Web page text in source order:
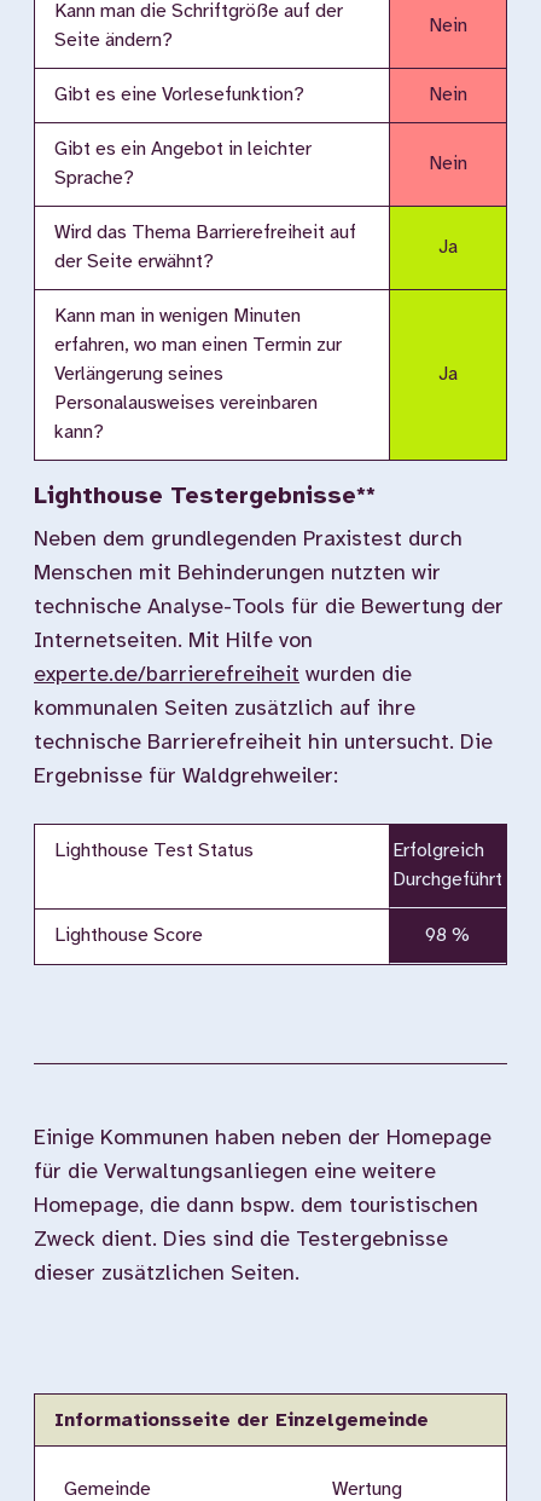
Kann man die Schriftgröße auf der
Seite ändern?
Nein
Gibt es eine Vorlesefunktion? Nein
Gibt es ein Angebot in leichter
Sprache?
Nein
Wird das Thema Barrierefreiheit auf
der Seite erwähnt?
Ja
Kann man in wenigen Minuten
erfahren, wo man einen Termin zur
Verlängerung seines
Personalausweises vereinbaren
kann?
Ja
Lighthouse Testergebnisse**
Neben dem grundlegenden Praxistest durch
Menschen mit Behinderungen nutzten wir
technische Analyse-Tools für die Bewertung der
Internetseiten. Mit Hilfe von
experte.de/barrierefreiheit wurden die
kommunalen Seiten zusätzlich auf ihre
technische Barrierefreiheit hin untersucht. Die
Ergebnisse für Waldgrehweiler:
Lighthouse Test Status
Erfolgreich
Durchgeführt
Lighthouse Score 98 %
Einige Kommunen haben neben der Homepage
für die Verwaltungsanliegen eine weitere
Homepage, die dann bspw. dem touristischen
Zweck dient. Dies sind die Testergebnisse
dieser zusätzlichen Seiten.
Informationsseite der Einzelgemeinde
Gemeinde Wertung